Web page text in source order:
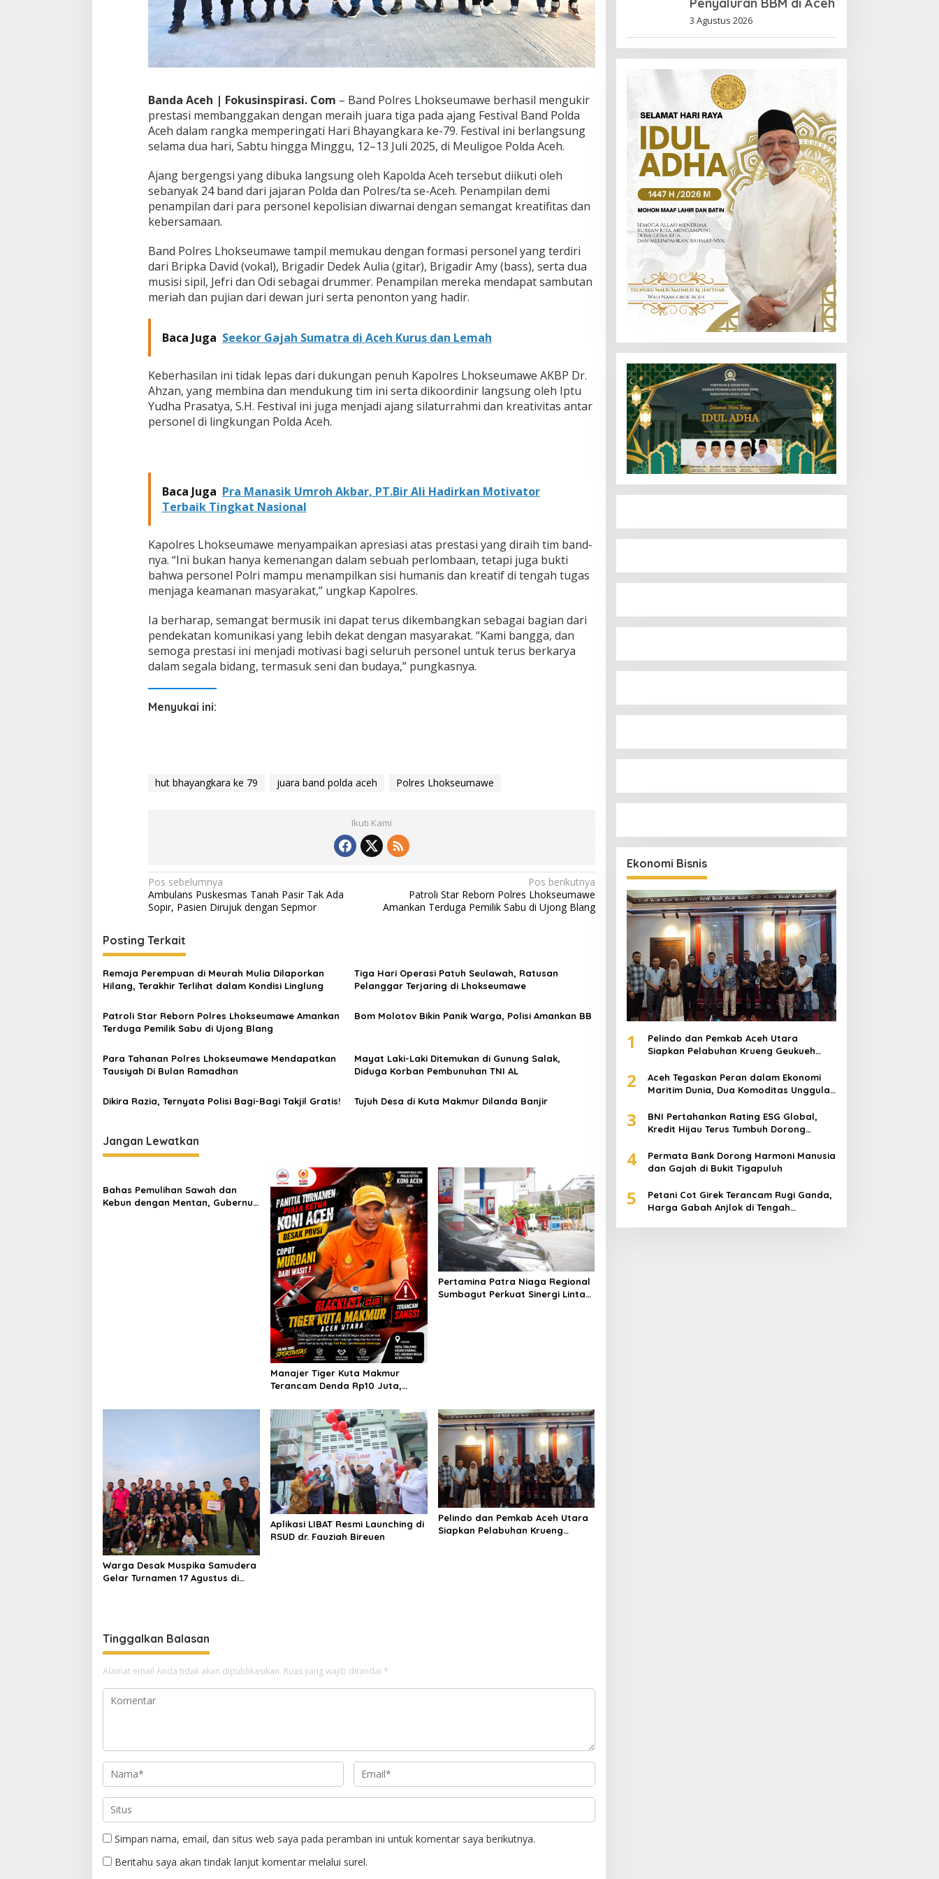
i
v
n
d
P
o
l
a
A
c
e
h
U
T
B
h
a
n
a
r
a
e
Banda Aceh | Fokusinspirasi. Com – Band Polres Lhokseumawe berhasil mengukir
prestasi membanggakan dengan meraih juara tiga pada ajang Festival Band Polda
Aceh dalam rangka memperingati Hari Bhayangkara ke-79. Festival ini berlangsung
selama dua hari, Sabtu hingga Minggu, 12–13 Juli 2025, di Meuligoe Polda Aceh.
Ajang bergengsi yang dibuka langsung oleh Kapolda Aceh tersebut diikuti oleh
sebanyak 24 band dari jajaran Polda dan Polres/ta se-Aceh. Penampilan demi
penampilan dari para personel kepolisian diwarnai dengan semangat kreatifitas dan
kebersamaan.
Band Polres Lhokseumawe tampil memukau dengan formasi personel yang terdiri
dari Bripka David (vokal), Brigadir Dedek Aulia (gitar), Brigadir Amy (bass), serta dua
musisi sipil, Jefri dan Odi sebagai drummer. Penampilan mereka mendapat sambutan
meriah dan pujian dari dewan juri serta penonton yang hadir.
Baca Juga Seekor Gajah Sumatra di Aceh Kurus dan Lemah
Keberhasilan ini tidak lepas dari dukungan penuh Kapolres Lhokseumawe AKBP Dr.
Ahzan, yang membina dan mendukung tim ini serta dikoordinir langsung oleh Iptu
Yudha Prasatya, S.H. Festival ini juga menjadi ajang silaturrahmi dan kreativitas antar
personel di lingkungan Polda Aceh.
Baca Juga Pra Manasik Umroh Akbar, PT.Bir Ali Hadirkan Motivator
Terbaik Tingkat Nasional
Kapolres Lhokseumawe menyampaikan apresiasi atas prestasi yang diraih tim band-
nya. “Ini bukan hanya kemenangan dalam sebuah perlombaan, tetapi juga bukti
bahwa personel Polri mampu menampilkan sisi humanis dan kreatif di tengah tugas
menjaga keamanan masyarakat,” ungkap Kapolres.
Ia berharap, semangat bermusik ini dapat terus dikembangkan sebagai bagian dari
pendekatan komunikasi yang lebih dekat dengan masyarakat. “Kami bangga, dan
semoga prestasi ini menjadi motivasi bagi seluruh personel untuk terus berkarya
dalam segala bidang, termasuk seni dan budaya,” pungkasnya.
Menyukai ini:
hut bhayangkara ke 79 juara band polda aceh Polres Lhokseumawe
Ikuti Kami
N
a
i
g
a
i
o
s
Pos sebelumnya
Ambulans Puskesmas Tanah Pasir Tak Ada
Sopir, Pasien Dirujuk dengan Sepmor
Pos berikutnya
Patroli Star Reborn Polres Lhokseumawe
Amankan Terduga Pemilik Sabu di Ujong Blang
Posting Terkait
Remaja Perempuan di Meurah Mulia Dilaporkan
Hilang, Terakhir Terlihat dalam Kondisi Linglung
Tiga Hari Operasi Patuh Seulawah, Ratusan
Pelanggar Terjaring di Lhokseumawe
Patroli Star Reborn Polres Lhokseumawe Amankan
Terduga Pemilik Sabu di Ujong Blang
Bom Molotov Bikin Panik Warga, Polisi Amankan BB
Para Tahanan Polres Lhokseumawe Mendapatkan
Tausiyah Di Bulan Ramadhan
Mayat Laki-Laki Ditemukan di Gunung Salak,
Diduga Korban Pembunuhan TNI AL
Dikira Razia, Ternyata Polisi Bagi-Bagi Takjil Gratis! Tujuh Desa di Kuta Makmur Dilanda Banjir
Jangan Lewatkan
Bahas Pemulihan Sawah dan
Kebun dengan Mentan, Gubernur
Manajer Tiger Kuta Makmur
Terancam Denda Rp10 Juta,
KONI Aceh Akan Surati KONI
Pertamina Patra Niaga Regional
Sumbagut Perkuat Sinergi Lintas
Warga Desak Muspika Samudera
Gelar Turnamen 17 Agustus di
Aplikasi LIBAT Resmi Launching di
RSUD dr. Fauziah Bireuen
Pelindo dan Pemkab Aceh Utara
Siapkan Pelabuhan Krueng
Tinggalkan Balasan
Alamat email Anda tidak akan dipublikasikan. Ruas yang wajib ditandai *
Simpan nama, email, dan situs web saya pada peramban ini untuk komentar saya berikutnya.
Beritahu saya akan tindak lanjut komentar melalui surel.
Penyaluran BBM di Aceh
3 Agustus 2026
Ekonomi Bisnis
1
Pelindo dan Pemkab Aceh Utara
Siapkan Pelabuhan Krueng Geukueh
2
Aceh Tegaskan Peran dalam Ekonomi
Maritim Dunia, Dua Komoditas Unggulan
Geukueh
3
BNI Pertahankan Rating ESG Global,
Kredit Hijau Terus Tumbuh Dorong
4
Permata Bank Dorong Harmoni Manusia
dan Gajah di Bukit Tigapuluh
5
Petani Cot Girek Terancam Rugi Ganda,
Harga Gabah Anjlok di Tengah